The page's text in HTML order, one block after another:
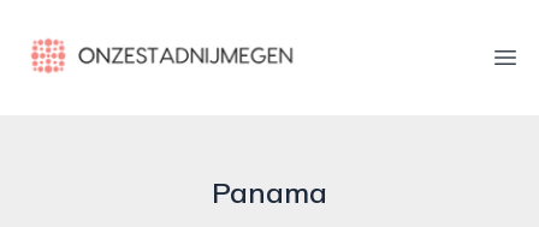
onzestadnijmegen.nl
Panama